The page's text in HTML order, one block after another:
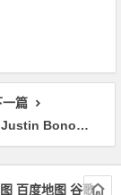
一篇
斩获传奇SHR短牌赛冠军
百度地图 谷歌